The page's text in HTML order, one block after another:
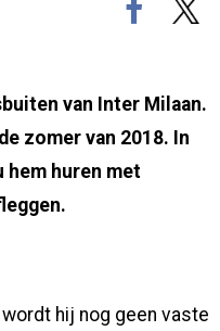
van Inter Milaan.
zomer van 2018. In
hem huren met
hij nog geen vaste